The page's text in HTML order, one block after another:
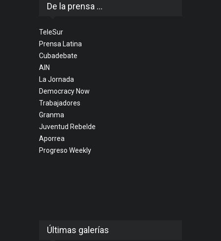
De la prensa ...
TeleSur
Prensa Latina
Cubadebate
AIN
La Jornada
Democracy Now
Trabajadores
Granma
Juventud Rebelde
Aporrea
Progreso Weekly
Últimas galerías